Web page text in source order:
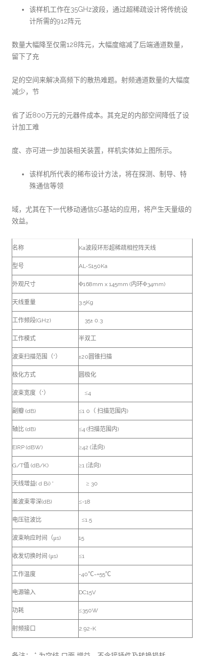
该样机工作在35GHz波段，通过超稀疏设计将传统设
计所需的912阵元
数量大幅降至仅需128阵元，大幅度缩减了后端通道数量，
留下了充
足的空间来解决高频下的散热难题。射频通道数量的大幅度
减少，节
省了近800万元的元器件成本。其充足的内部空间降低了设
计加工难
度、亦可进一步加装相关装置，样机实体如上图所示。
该样机所代表的稀布设计方法，将在探测、制导、特
殊通信等领
域，尤其在下一代移动通信5G基站的应用，将产生天量级的
效益。
名称 Ka波段环形超稀疏相控阵天线
型号 AL-S150Ka
外观尺寸 Φ168mm x 145mm (内环Φ34mm)
天线重量 3.5Kg
工作频段(GHz) 35± 0.3
工作模式 半双工
波束扫描范围（°） ±20圆锥扫描
极化方式 圆极化
波束宽度（°） ≤4
副瓣 (dB) ≤1 0（ 扫描范围内)
轴比 (dB) ≤4 (扫描范围内)
EIRP (dBW) ≥42 (法向)
G/T值 (dB/K) ≥1 {法向)
天线增益( d Bi) * ≥ 30
差波束零深(dB) ≤-18
电压驻波比 ≤1.5
波束晌应时间（μs) 15
收发切换时间 (μs) ≤1
工作温度 -40℃~+55℃
电源输入 DC15V
功耗 ≤350W
射频接口 2.92-K